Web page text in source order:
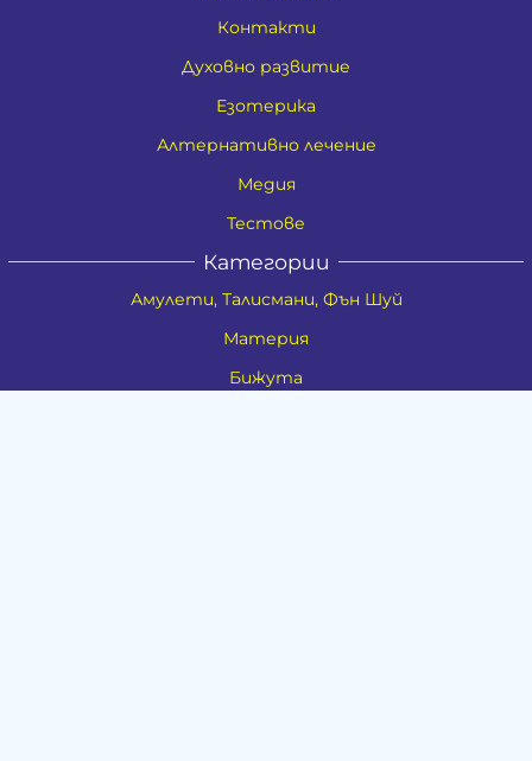
Контакти
Духовно развитие
Езотерика
Алтернативно лечение
Медия
Тестове
Категории
Амулети, Талисмани, Фън Шуй
Материя
Бижута